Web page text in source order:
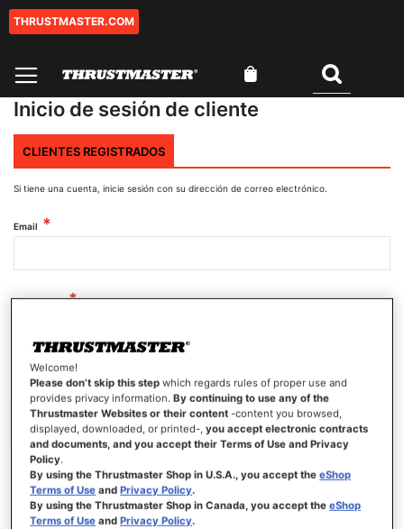
THRUSTMASTER.COM
Inicio de sesión de cliente
CLIENTES REGISTRADOS
Si tiene una cuenta, inicie sesión con su dirección de correo electrónico.
Email
Contraseña
Mostrar contraseña
INICIAR SESIÓN
¿Olvidó su contraseña?
Welcome!
Please don’t skip this step which regards rules of proper use and
provides privacy information.By continuing to use any of the
Thrustmaster Websites or their content -content you browsed,
displayed, downloaded, or printed-,you accept electronic contracts
and documents, and you accept their Terms of Use and Privacy
Policy.
By using the Thrustmaster Shop in U.S.A., you accept theeShop
Terms of Use andPrivacy Policy.
By using the Thrustmaster Shop in Canada, you accept theeShop
Terms of Use andPrivacy Policy.